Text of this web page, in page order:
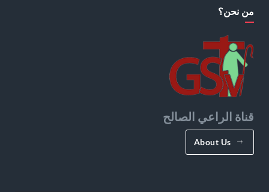
من نحن؟
قناة الراعي الصالح
About Us